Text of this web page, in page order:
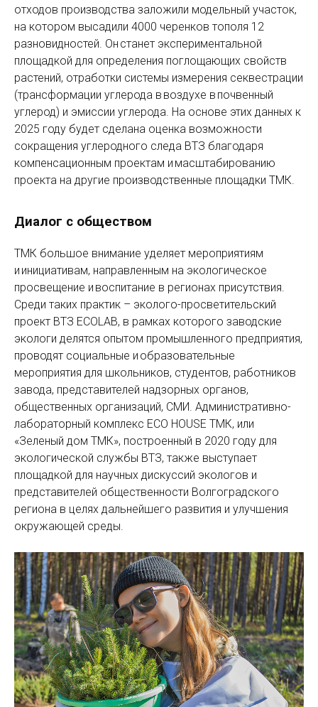
отходов производства заложили модельный участок,
на котором высадили 4000 черенков тополя 12
разновидностей. Он станет экспериментальной
площадкой для определения поглощающих свойств
растений, отработки системы измерения секвестрации
(трансформации углерода в воздухе в почвенный
углерод) и эмиссии углерода. На основе этих данных к
2025 году будет сделана оценка возможности
сокращения углеродного следа ВТЗ благодаря
компенсационным проектам и масштабированию
проекта на другие производственные площадки ТМК.
Диалог с обществом
ТМК большое внимание уделяет мероприятиям
и инициа­тивам, направленным на экологическое
просвещение и воспитание в регионах присутствия.
Среди таких практик – эколого-просветительский
проект ВТЗ ECOLAB, в рамках которого заводские
экологи делятся опытом промышленного предприятия,
проводят социальные и образовательные
мероприятия для школьников, студентов, работников
завода, представителей надзорных органов,
общественных организаций, СМИ. Административно-
лабораторный комплекс ECO HOUSE ТМК, или
«Зеленый дом ТМК», построенный в 2020 году для
экологической службы ВТЗ, также выступает
площадкой для научных дискуссий экологов и
представителей общественности Волгоградского
региона в целях дальнейшего развития и улучшения
окружающей среды.